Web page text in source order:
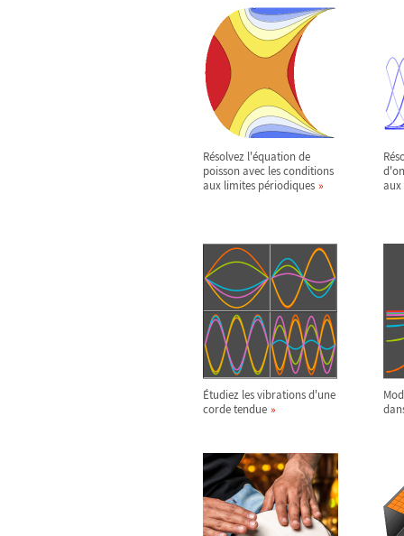
Résolvez l'équation de
poisson avec les conditions
aux limites périodiques
aux
Étudiez les vibrations d'une
corde tendue